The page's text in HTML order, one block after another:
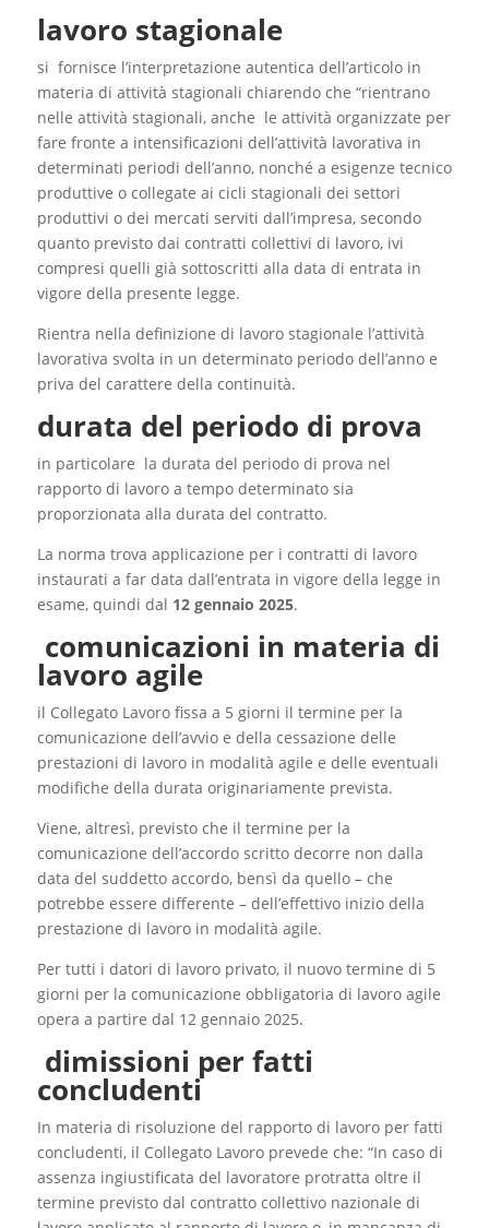
lavoro stagionale
si fornisce l’interpretazione autentica dell’articolo in
materia di attività stagionali chiarendo che “rientrano
nelle attività stagionali, anche le attività organizzate per
fare fronte a intensificazioni dell’attività lavorativa in
determinati periodi dell’anno, nonché a esigenze tecnico
produttive o collegate ai cicli stagionali dei settori
produttivi o dei mercati serviti dall’impresa, secondo
quanto previsto dai contratti collettivi di lavoro, ivi
compresi quelli già sottoscritti alla data di entrata in
vigore della presente legge.
Rientra nella definizione di lavoro stagionale l’attività
lavorativa svolta in un determinato periodo dell’anno e
priva del carattere della continuità.
durata del periodo di prova
in particolare la durata del periodo di prova nel
rapporto di lavoro a tempo determinato sia
proporzionata alla durata del contratto.
La norma trova applicazione per i contratti di lavoro
instaurati a far data dall’entrata in vigore della legge in
esame, quindi dal 12 gennaio 2025.
comunicazioni in materia di
lavoro agile
il Collegato Lavoro fissa a 5 giorni il termine per la
comunicazione dell’avvio e della cessazione delle
prestazioni di lavoro in modalità agile e delle eventuali
modifiche della durata originariamente prevista.
Viene, altresì, previsto che il termine per la
comunicazione dell’accordo scritto decorre non dalla
data del suddetto accordo, bensì da quello – che
potrebbe essere differente – dell’effettivo inizio della
prestazione di lavoro in modalità agile.
Per tutti i datori di lavoro privato, il nuovo termine di 5
giorni per la comunicazione obbligatoria di lavoro agile
opera a partire dal 12 gennaio 2025.
dimissioni per fatti
concludenti
In materia di risoluzione del rapporto di lavoro per fatti
concludenti, il Collegato Lavoro prevede che: “In caso di
assenza ingiustificata del lavoratore protratta oltre il
termine previsto dal contratto collettivo nazionale di